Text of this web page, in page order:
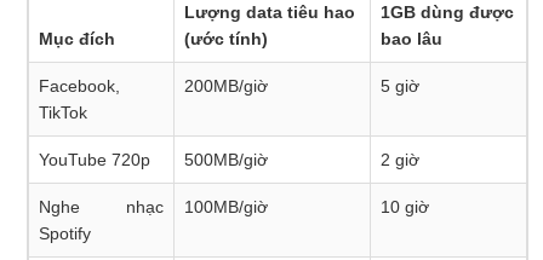
Mục đích
Lượng data tiêu hao
(ước tính)
1GB dùng được
bao lâu
Facebook,
TikTok
200MB/giờ 5 giờ
YouTube 720p 500MB/giờ 2 giờ
Nghe nhạc
Spotify
100MB/giờ 10 giờ